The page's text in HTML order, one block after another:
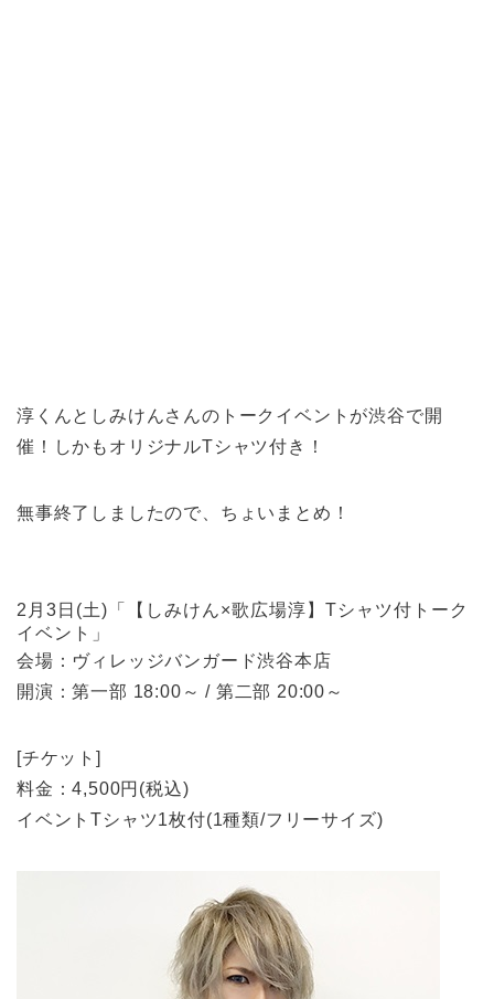
淳くんとしみけんさんのトークイベントが渋谷で開
催！しかもオリジナルTシャツ付き！
無事終了しましたので、ちょいまとめ！
2月3日(土)「【しみけん×歌広場淳】Tシャツ付トーク
イベント」
会場：ヴィレッジバンガード渋谷本店
開演：第一部 18:00～ / 第二部 20:00～
[チケット]
料金：4,500円(税込)
イベントTシャツ1枚付(1種類/フリーサイズ)